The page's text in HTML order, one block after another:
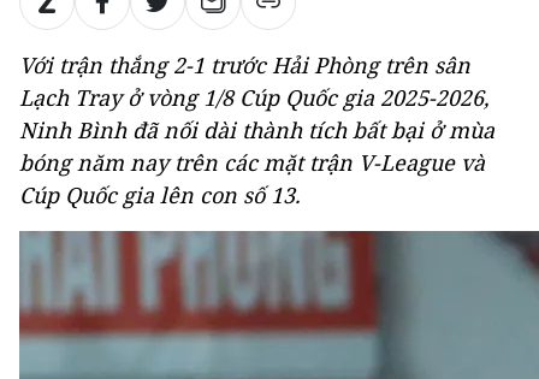
Với trận thắng 2-1 trước Hải Phòng trên sân
Lạch Tray ở vòng 1/8 Cúp Quốc gia 2025-2026,
Ninh Bình đã nối dài thành tích bất bại ở mùa
bóng năm nay trên các mặt trận V-League và
Cúp Quốc gia lên con số 13.